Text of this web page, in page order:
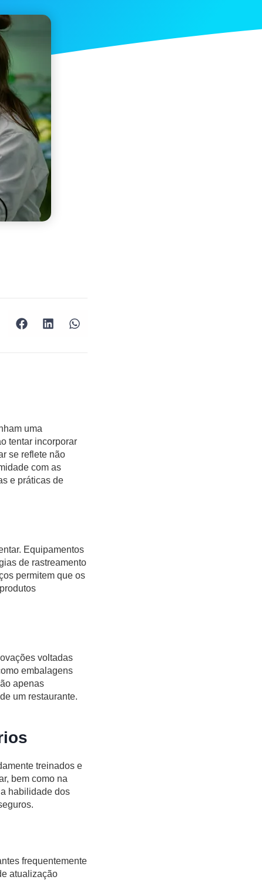
uma
tentar incorporar
se reflete não
com as
e práticas de
Equipamentos
de rastreamento
permitem que os
voltadas
embalagens
apenas
um restaurante.
treinados e
bem como na
habilidade dos
frequentemente
atualização